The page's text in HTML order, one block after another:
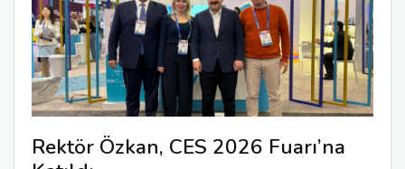
Rektör Özkan, CES 2026 Fuarı’na